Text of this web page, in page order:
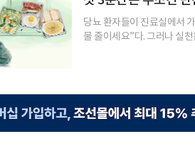
당뇨 환자들이 진료실에서
물 줄이세요”다. 그러나 실